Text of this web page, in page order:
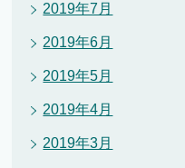
2019年7月
2019年6月
2019年5月
2019年4月
2019年3月